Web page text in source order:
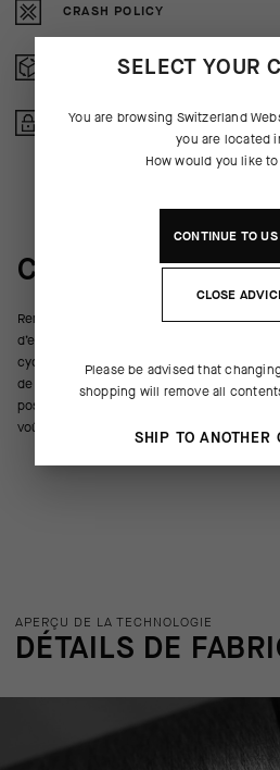
CRASH POLICY
RETOURS GRATUITS
ACHAT SECURISE
COULISSES DU
Remplaçant nos redoutables chaussettes
d’endurance S11 est une version plus
cyclisme ultime : légère, respirante et
de cheville universelle de 18 cm. Les fils
positionnés pour offrir un maintien
voûte plantaire et la cheville.
APERÇU DE LA TECHNOLOGIE
DÉTAILS DE
SELECT YOUR
You are browsing Switzerland
you are located
How would you like
CONTINUE TOUS
CLOSE
Please be advised that
shopping will remove all
SHIP TO ANOTHER